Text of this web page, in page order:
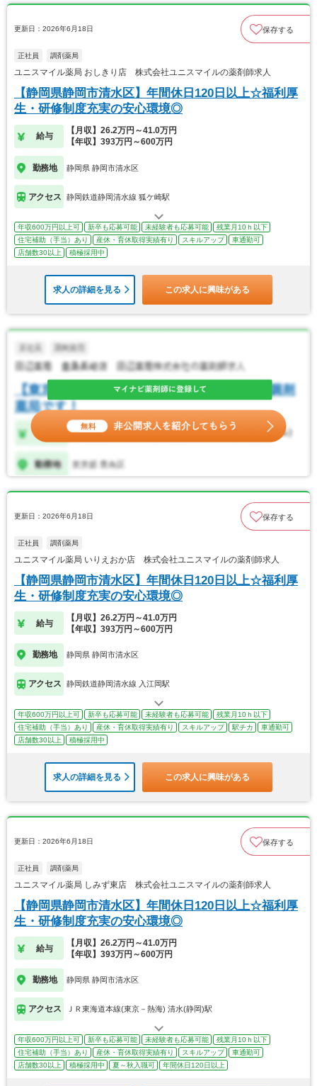
更新日：2026年6月18日 保存する
正社員 調剤薬局
ユニスマイル薬局 おしきり店 株式会社ユニスマイルの薬剤師求人
【静岡県静岡市清水区】年間休日120日以上☆福利厚
生・研修制度充実の安心環境◎
給与
【月収】26.2万円～41.0万円
【年収】393万円～600万円
勤務地 静岡県 静岡市清水区
アクセス 静岡鉄道静岡清水線 狐ケ崎駅
年収600万円以上可 新卒も応募可能 未経験者も応募可能
残業月10ｈ以下
住宅補助（手当）あり
産休・育休取得実績有り スキルアップ
車通勤可
店舗数30以上
積極採用中
求人の詳細を見る この求人に興味がある
更新日：2026年6月18日 保存する
正社員 調剤薬局
ユニスマイル薬局 いりえおか店 株式会社ユニスマイルの薬剤師求人
【静岡県静岡市清水区】年間休日120日以上☆福利厚
生・研修制度充実の安心環境◎
給与
【月収】26.2万円～41.0万円
【年収】393万円～600万円
勤務地 静岡県 静岡市清水区
アクセス 静岡鉄道静岡清水線 入江岡駅
年収600万円以上可 新卒も応募可能 未経験者も応募可能
残業月10ｈ以下
住宅補助（手当）あり
産休・育休取得実績有り スキルアップ 駅チカ
車通勤可
店舗数30以上
積極採用中
求人の詳細を見る この求人に興味がある
更新日：2026年6月18日 保存する
正社員 調剤薬局
ユニスマイル薬局 しみず東店 株式会社ユニスマイルの薬剤師求人
【静岡県静岡市清水区】年間休日120日以上☆福利厚
生・研修制度充実の安心環境◎
給与
【月収】26.2万円～41.0万円
【年収】393万円～600万円
勤務地 静岡県 静岡市清水区
アクセス ＪＲ東海道本線(東京－熱海) 清水(静岡)駅
年収600万円以上可 新卒も応募可能 未経験者も応募可能
残業月10ｈ以下
住宅補助（手当）あり
産休・育休取得実績有り スキルアップ
車通勤可
店舗数30以上
積極採用中 夏～秋入職可 年間休日120日以上